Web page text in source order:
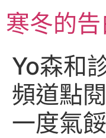
至
主寒冬的告
Yo森和
頻道點
一度氣